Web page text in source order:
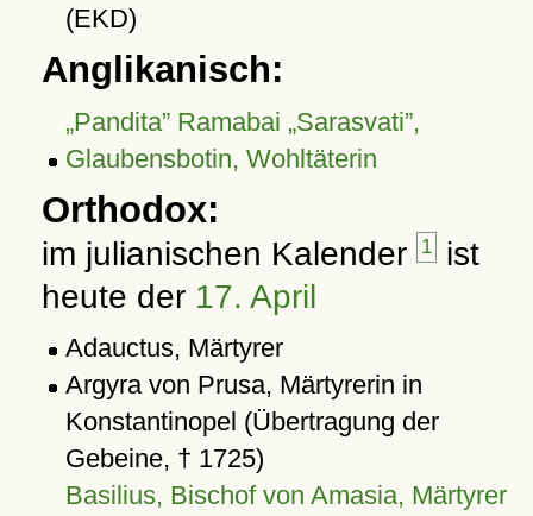
(EKD)
Anglikanisch:
Pandita Ramabai Sarasvati ,
Glaubensbotin, Wohltäterin
Orthodox:
im julianischen Kalender 1 ist
heute der 17. April
Adauctus, Märtyrer
Argyra von Prusa, Märtyrerin in
Konstantinopel (Übertragung der
Gebeine, † 1725)
Basilius, Bischof von Amasia, Märtyrer